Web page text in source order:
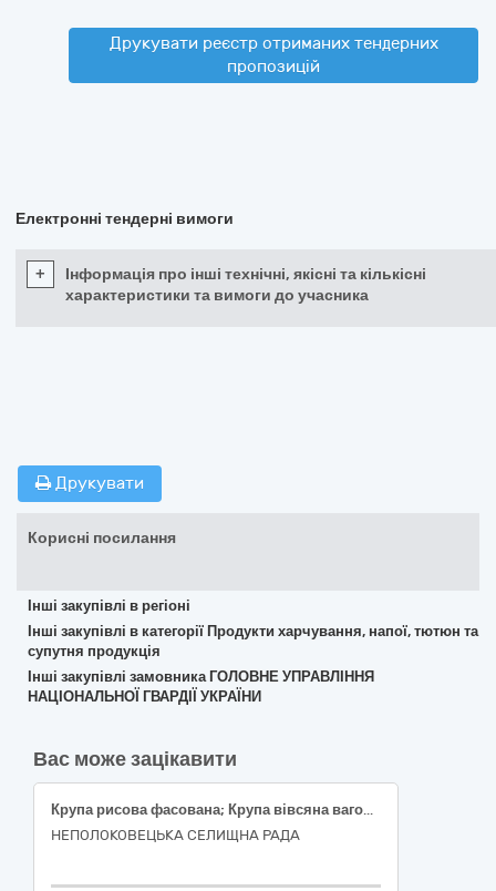
Друкувати реєстр отриманих тендерних
пропозицій
Електронні тендерні вимоги
+
Інформація про інші технічні, якісні та кількісні
характеристики та вимоги до учасника
Друкувати
Корисні посилання
Інші закупівлі в регіоні
Інші закупівлі в категорії Продукти харчування, напої, тютюн та
супутня продукція
Інші закупівлі замовника ГОЛОВНЕ УПРАВЛІННЯ
НАЦІОНАЛЬНОЇ ГВАРДІЇ УКРАЇНИ
Вас може зацікавити
Крупа рисова фасована; Крупа вівсяна вагова; Крупа кукурудзяна вагова; Крупа пшенична вагова; Крупа кус-кус вагова; Крупа пшоняна вагова; Борошно пшеничне фасоване; Крупа перлова вагова; Крупа пшенична булгур; Крупа гречана фасована
НЕПОЛОКОВЕЦЬКА СЕЛИЩНА РАДА